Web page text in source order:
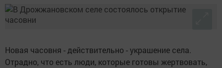
Новая часовня - действительно - украшение села.
Отрадно, что есть люди, которые готовы жертвовать,